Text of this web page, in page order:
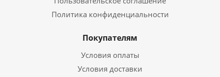
Политика конфиденциальности
Покупателям
Условия оплаты
Условия доставки